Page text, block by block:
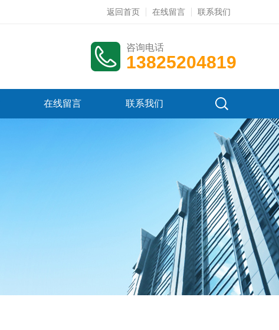
返回首页 在线留言 联系我们
咨询电话
13825204819
在线留言 联系我们